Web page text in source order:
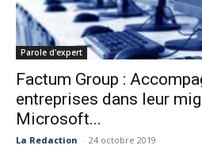
Parole d'expert
Factum Group :
entreprises dans leur
Microsoft...
La Redaction - 24 octobre 2019